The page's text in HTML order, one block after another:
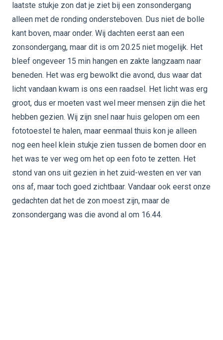
laatste stukje zon dat je ziet bij een zonsondergang
alleen met de ronding ondersteboven. Dus niet de bolle
kant boven, maar onder. Wij dachten eerst aan een
zonsondergang, maar dit is om 20.25 niet mogelijk. Het
bleef ongeveer 15 min hangen en zakte langzaam naar
beneden. Het was erg bewolkt die avond, dus waar dat
licht vandaan kwam is ons een raadsel. Het licht was erg
groot, dus er moeten vast wel meer mensen zijn die het
hebben gezien. Wij zijn snel naar huis gelopen om een
fototoestel te halen, maar eenmaal thuis kon je alleen
nog een heel klein stukje zien tussen de bomen door en
het was te ver weg om het op een foto te zetten. Het
stond van ons uit gezien in het zuid-westen en ver van
ons af, maar toch goed zichtbaar. Vandaar ook eerst onze
gedachten dat het de zon moest zijn, maar de
zonsondergang was die avond al om 16.44.